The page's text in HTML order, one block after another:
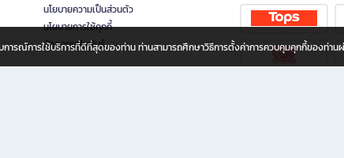
นโยบายความเป็นส่วนตัว
นโยบายการใช้คุกกี้
นักลงทุนสัมพันธ์
การณ์การใช้บริการที่ดีที่สุดของท่าน ท่านสามารถศึกษาวิธีการตั้งค่าการควบคุมคุกกี้ของท่าน